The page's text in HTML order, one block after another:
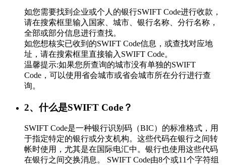
如您需要找到企业或个人的银行SWIFT Code进行收款，
请在搜索框里输入国家、城市、银行名称、分行名称，
全部或部分信息进行查找。
如您想核实已收到的SWIFT Code信息，或查找对应地
址，请在搜索框里直接输入SWIFT Code。
温馨提示:如果您所查询的城市没有单独的SWIFT
Code，可以使用省会城市或省会城市所在分行进行查
询。
2、什么是SWIFT Code？
SWIFT Code是一种银行识别码（BIC）的标准格式，用
于指定特定的银行或分支机构。这些代码在银行之间转
帐时使用，尤其是在国际电汇中。银行也使用这些代码
在银行之间交换消息。 SWIFT Code由8个或11个字符组